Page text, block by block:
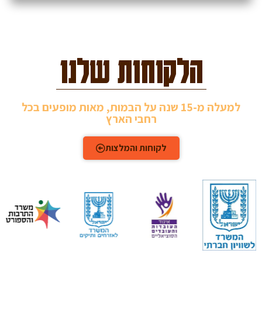
הלקוחות שלנו
למעלה מ-15 שנה על הבמות, מאות מופעים בכל
רחבי הארץ
לקוחות והמלצות